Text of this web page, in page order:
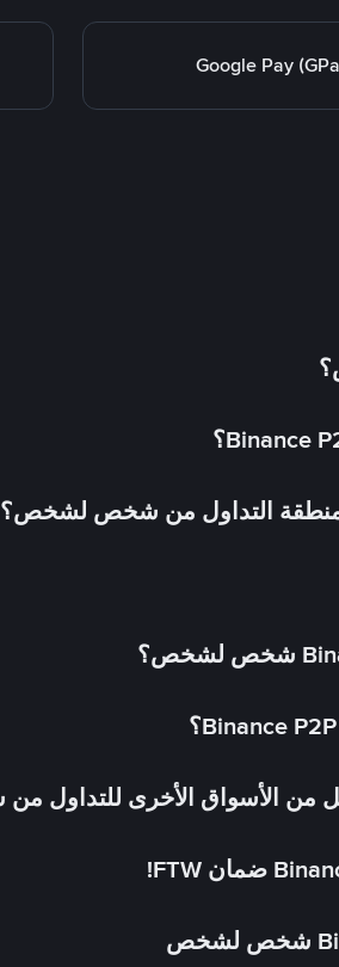
Google Pay
منطقة التداول من شخص لشخص؟